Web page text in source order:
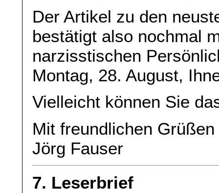
Der Artikel zu den
bestätigt also nochmal
narzisstischen
Montag, 28. August,
Vielleicht können Sie
Mit freundlichen Grüßen
Jörg Fauser
7. Leserbrief